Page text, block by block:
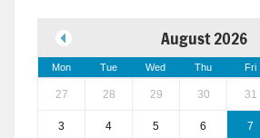
August 2026
Mon Tue Wed Thu Fri
27 28 29 30 31
3 4 5 6 7